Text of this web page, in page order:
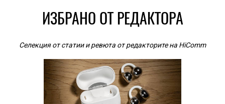
ИЗБРАНО ОТ РЕДАКТОРА
Селекция от статии и ревюта от редакторите на HiComm